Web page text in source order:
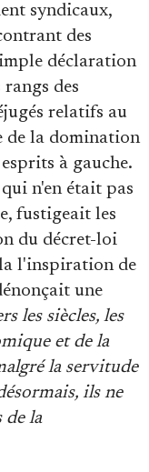
syndicaux,
des
déclaration
des
relatifs au
de la domination
à gauche.
n'en était pas
fustigeait les
du décret-loi
l'inspiration de
une
les siècles, les
et de la
la servitude
ils ne
de la